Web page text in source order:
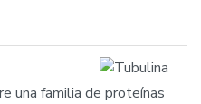
una familia de proteínas